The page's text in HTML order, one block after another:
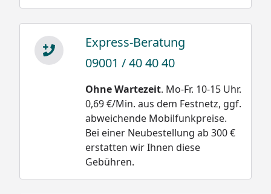
Express-Beratung
09001 / 40 40 40
Ohne Wartezeit. Mo-Fr. 10-15 Uhr.
0,69 €/Min. aus dem Festnetz, ggf.
abweichende Mobilfunkpreise.
Bei einer Neubestellung ab 300 €
erstatten wir Ihnen diese
Gebühren.